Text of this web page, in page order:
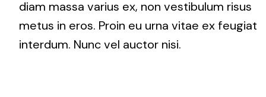
diam massa varius ex, non vestibulum risus
metus in eros. Proin eu urna vitae ex feugiat
interdum. Nunc vel auctor nisi.